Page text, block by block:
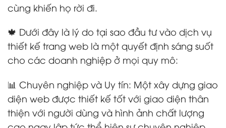
cùng khiến họ rời đi.
🍁 Dưới đây là lý do tại sao đầu tư vào dịch vụ
thiết kế trang web là một quyết định sáng suốt
cho các doanh nghiệp ở mọi quy mô:
📊 Chuyên nghiệp và Uy tín: Một xây dựng giao
diện web được thiết kế tốt với giao diện thân
thiện với người dùng và hình ảnh chất lượng